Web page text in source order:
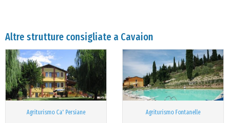
Altre strutture consigliate a Cavaion
Agriturismo Ca' Persiane Agriturismo Fontanelle